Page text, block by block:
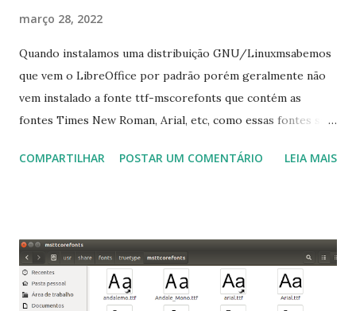
março 28, 2022
Quando instalamos uma distribuição GNU/Linuxmsabemos
que vem o LibreOffice por padrão porém geralmente não
vem instalado a fonte ttf-mscorefonts que contém as
fontes Times New Roman, Arial, etc, como essas fontes são
a Associação Brasileira de Normas Técnicas (ABNT), exige
que contém essas fontes. Ao instalar o GNU/Linux abra o
terminal e execute o comando: $ sudo apt-get install ttf-
mscorefonts-installer Leia os termos de uso e avance
COMPARTILHAR POSTAR UM COMENTÁRIO LEIA MAIS